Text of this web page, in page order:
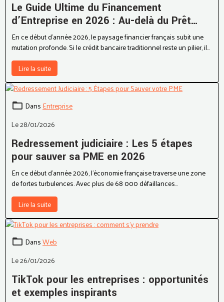
Le Guide Ultime du Financement
d’Entreprise en 2026 : Au-delà du Prêt
Bancaire
En ce début d'année 2026, le paysage financier français subit une
mutation profonde. Si le crédit bancaire traditionnel reste un pilier, il
n'est plus l'unique porte d'entrée pour les dirigeants.
Lire la suite
DansEntreprise
Le 28/01/2026
Redressement judiciaire : Les 5 étapes
pour sauver sa PME en 2026
En ce début d'année 2026, l'économie française traverse une zone
de fortes turbulences. Avec plus de 68 000 défaillances
enregistrées l'an dernier, le redressement judiciaire est devenu, bien
malgré lui, un sujet central pour de nombreux dirigeants de PME et
d'ETI.
Lire la suite
DansWeb
Le 26/01/2026
TikTok pour les entreprises : opportunités
et exemples inspirants